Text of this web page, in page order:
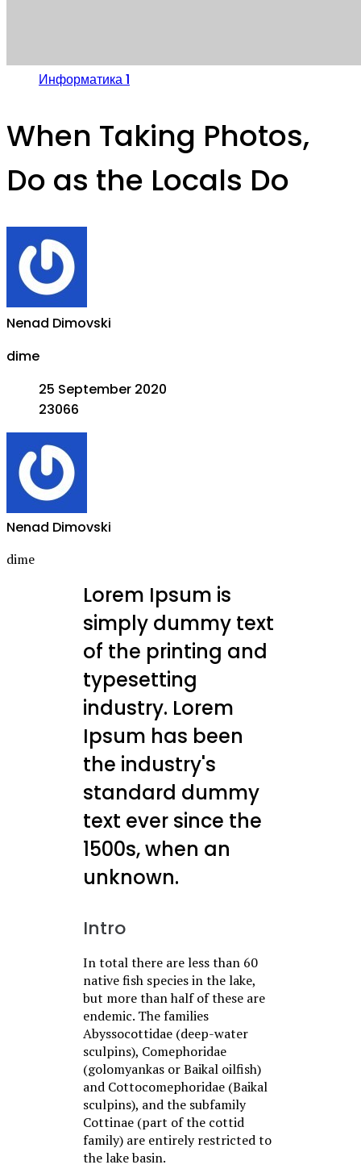
Информатика 1
When Taking Photos,
Do as the Locals Do
Nenad Dimovski
dime
25 September 2020
23066
Nenad Dimovski
dime
Lorem Ipsum is
simply dummy text
of the printing and
typesetting
industry. Lorem
Ipsum has been
the industry's
standard dummy
text ever since the
1500s, when an
unknown.
Intro
In total there are less than 60
native fish species in the lake,
but more than half of these are
endemic. The families
Abyssocottidae (deep-water
sculpins), Comephoridae
(golomyankas or Baikal oilfish)
and Cottocomephoridae (Baikal
sculpins), and the subfamily
Cottinae (part of the cottid
family) are entirely restricted to
the lake basin.